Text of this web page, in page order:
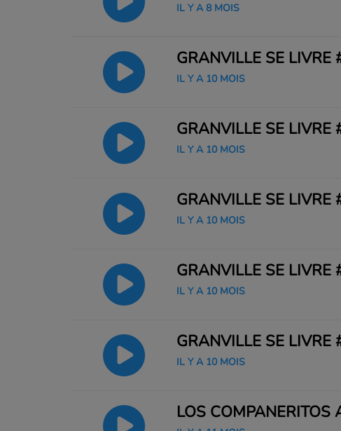
IL Y A 8 MOIS
GRANVILLE SE LIVRE
IL Y A 10 MOIS
GRANVILLE SE LIVRE
IL Y A 10 MOIS
GRANVILLE SE
IL Y A 10 MOIS
GRANVILLE SE LIVRE
IL Y A 10 MOIS
GRANVILLE SE LIVRE
IL Y A 10 MOIS
LOS COMPAÑERITOS